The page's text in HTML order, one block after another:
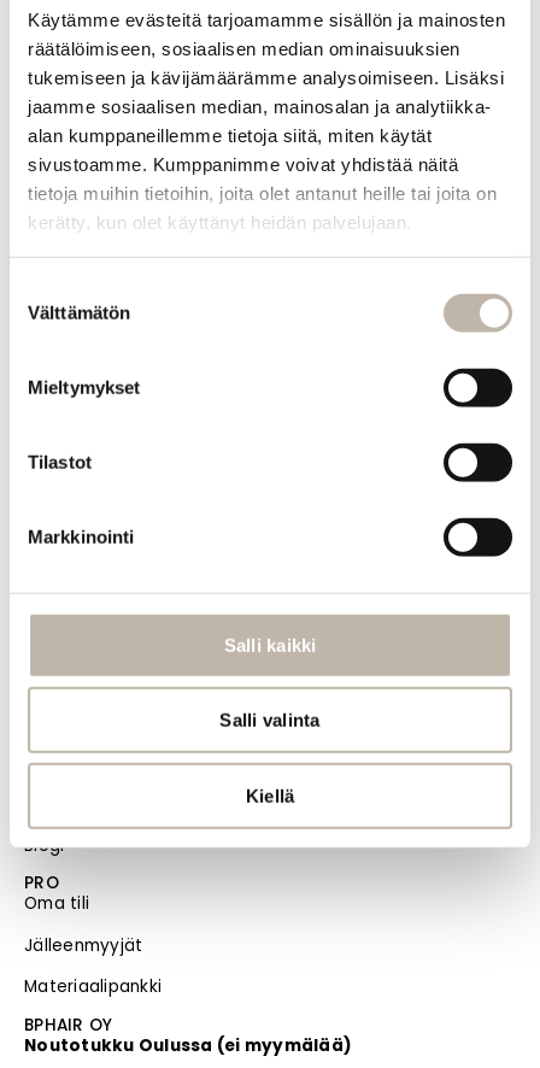
Käytämme evästeitä tarjoamamme sisällön ja mainosten
räätälöimiseen, sosiaalisen median ominaisuuksien
tukemiseen ja kävijämäärämme analysoimiseen. Lisäksi
jaamme sosiaalisen median, mainosalan ja analytiikka-
alan kumppaneillemme tietoja siitä, miten käytät
sivustoamme. Kumppanimme voivat yhdistää näitä
tietoja muihin tietoihin, joita olet antanut heille tai joita on
kerätty, kun olet käyttänyt heidän palvelujaan.
valinta
Välttämätön
Mieltymykset
Tilastot
Markkinointi
Salli kaikki
Salli valinta
Kiellä
Turvallinen
käyttää:
Kammat, Harjat,
Sakset,
Partaterät,
Muovi, Lasi,
Ruostumaton
Teräs ja
Työtasot.
tuotteesta
INFO
Toimitus- ja maksutavat
Tilauksen peruutus
Vastuullisuus
Etusivu
Blogi
PRO
Oma tili
Jälleenmyyjät
Materiaalipankki
BPHAIR OY
Noutotukku Oulussa (ei myymälää)